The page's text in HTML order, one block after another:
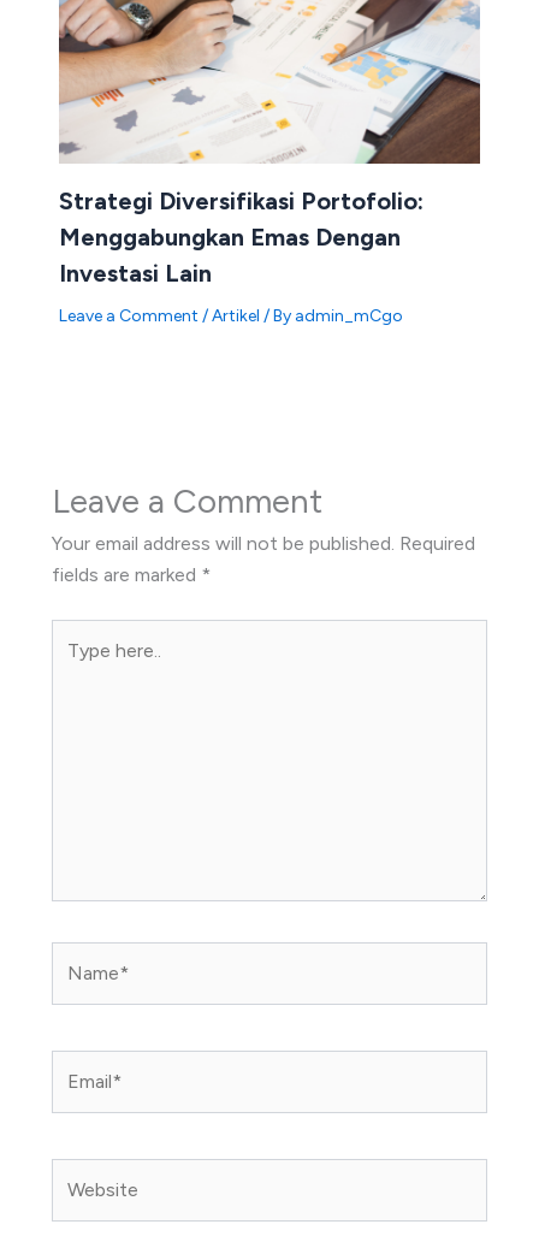
Strategi Diversifikasi Portofolio:
Menggabungkan Emas Dengan
Investasi Lain
Leave a Comment /Artikel / By admin_mCgo
Leave a Comment
Your email address will not be published. Required
fields are marked *
here..